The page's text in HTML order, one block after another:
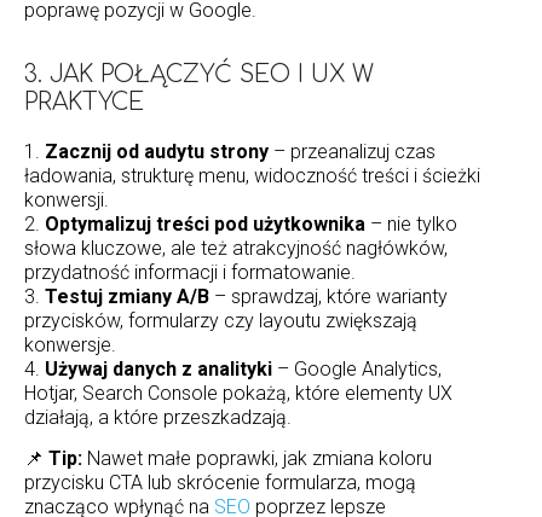
poprawę pozycji w Google.
3. JAK POŁĄCZYĆ SEO I UX W
PRAKTYCE
1. Zacznij od audytu strony – przeanalizuj czas
ładowania, strukturę menu, widoczność treści i ścieżki
konwersji.
2. Optymalizuj treści pod użytkownika – nie tylko
słowa kluczowe, ale też atrakcyjność nagłówków,
przydatność informacji i formatowanie.
3. Testuj zmiany A/B – sprawdzaj, które warianty
przycisków, formularzy czy layoutu zwiększają
konwersje.
4. Używaj danych z analityki – Google Analytics,
Hotjar, Search Console pokażą, które elementy UX
działają, a które przeszkadzają.
📌 Tip: Nawet małe poprawki, jak zmiana koloru
przycisku CTA lub skrócenie formularza, mogą
znacząco wpłynąć na SEO poprzez lepsze